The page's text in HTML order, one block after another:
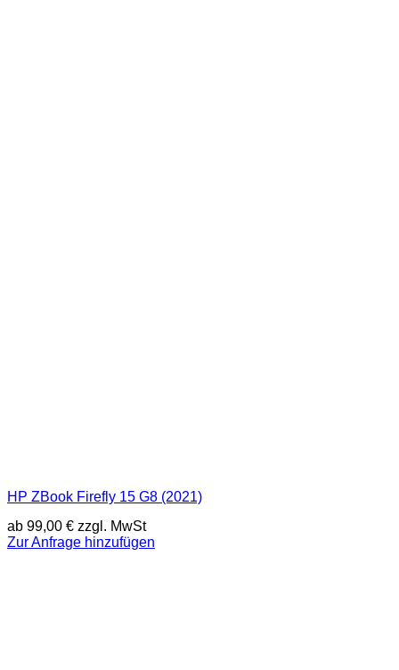
HP ZBook Firefly 15 G8 (2021)
ab 99,00 € zzgl. MwSt
Zur Anfrage hinzufügen